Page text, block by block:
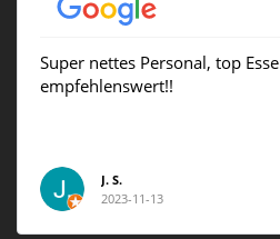
Super nettes Personal, top Essen, absolut
empfehlenswert!!
J. S.
2023-11-13